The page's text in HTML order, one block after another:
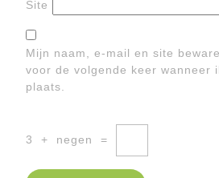
Site
Mijn naam, e-mail en site
voor de volgende keer wanneer
plaats.
3 + negen =